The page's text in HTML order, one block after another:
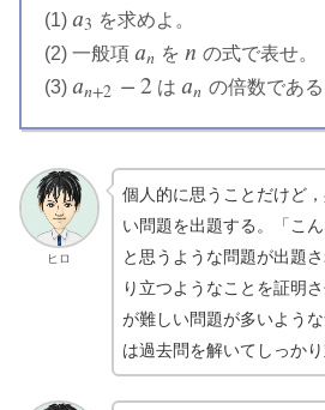
(1)𝑎3
a3 を求めよ。
(2) 一般項𝑎𝑛
an を 𝑛
n の式で表せ。
(3)𝑎𝑛+2 −2
an+2 −2 は𝑎𝑛
an の倍数である
ヒロ
個人的に思うことだけど
い問題を出題する。「こ
と思うような問題が出題
り立つようなことを証明
が難しい問題が多いよう
は過去問を解いてしっかり